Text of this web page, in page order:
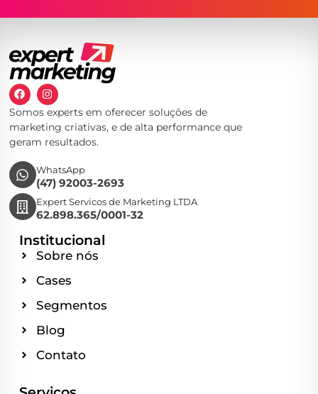
Somos experts em oferecer soluções de
marketing criativas, e de alta performance que
geram resultados.
WhatsApp
(47) 92003-2693
Expert Servicos de Marketing LTDA
62.898.365/0001-32
Institucional
Sobre nós
Cases
Segmentos
Blog
Contato